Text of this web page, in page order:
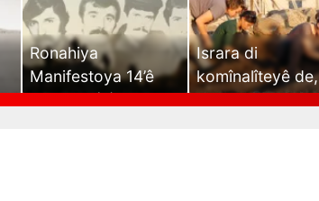
Ronahiya
Manifestoya 14’ê
Israra di
komînalîteyê de,